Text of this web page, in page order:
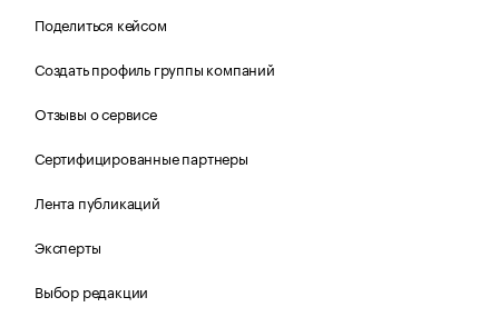
Поделиться кейсом
Создать профиль группы компаний
Отзывы о сервисе
Сертифицированные партнеры
Лента публикаций
Эксперты
Выбор редакции